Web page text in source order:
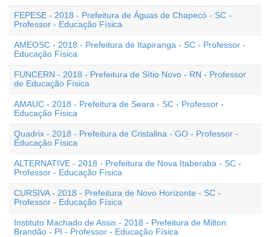
FEPESE - 2018 - Prefeitura de Águas de Chapecó - SC -
Professor - Educação Física
AMEOSC - 2018 - Prefeitura de Itapiranga - SC - Professor -
Educação Física
FUNCERN - 2018 - Prefeitura de Sítio Novo - RN - Professor
de Educação Física
AMAUC - 2018 - Prefeitura de Seara - SC - Professor -
Educação Física
Quadrix - 2018 - Prefeitura de Cristalina - GO - Professor -
Educação Física
ALTERNATIVE - 2018 - Prefeitura de Nova Itaberaba - SC -
Professor - Educação Física
CURSIVA - 2018 - Prefeitura de Novo Horizonte - SC -
Professor - Educação Física
Instituto Machado de Assis - 2018 - Prefeitura de Milton
Brandão - PI - Professor - Educação Física